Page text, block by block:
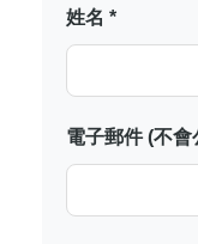
姓名 *
電子郵件 (不會